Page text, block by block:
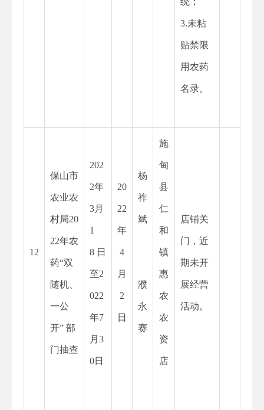
3.未粘
贴禁限
用农药
名录。
12
保山市
农业农
村局20
22年农
药“双
随机、
一公
开” 部
门抽查
202
2年
3月
1
8 日
至2
022
年7
月3
0日
20
22
年
4
月
2
日
杨
祚
斌
濮
永
赛
施
甸
县
仁
和
镇
惠
农
农
资
店
店铺关
门，近
期未开
展经营
活动。